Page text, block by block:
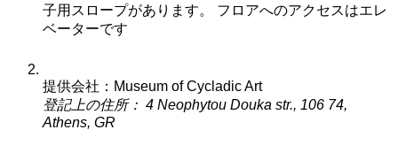
子用スロープがあります。 フロアへのアクセスはエレ
ベーターです
提供会社：Museum of Cycladic Art
登記上の住所： 4 Neophytou Douka str., 106 74,
Athens, GR